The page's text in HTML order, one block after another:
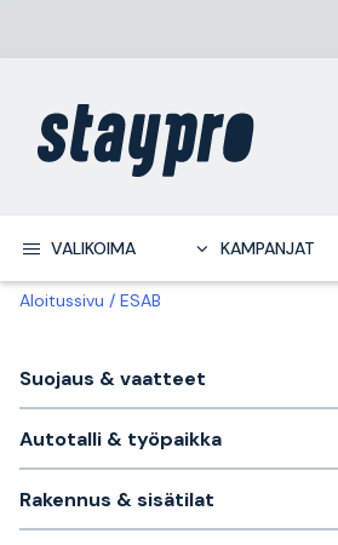
VALIKOIMA KAMPANJAT
Aloitussivu ESAB
Suojaus & vaatteet
Autotalli & työpaikka
Rakennus & sisätilat